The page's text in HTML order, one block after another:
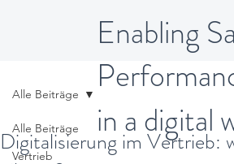
Enabling
in a digital
Alle Beiträge
Vertrieb
Alle Beiträge
Digitalisierung im Vertrieb: